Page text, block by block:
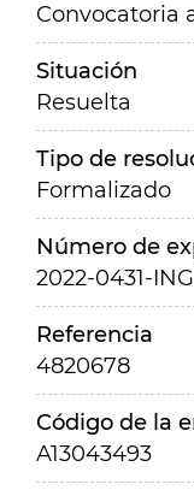
Convocatoria
Situación
Resuelta
Tipo de
Formalizado
Número de
2022-0431-ING
Referencia
4820678
Código de la
A13043493